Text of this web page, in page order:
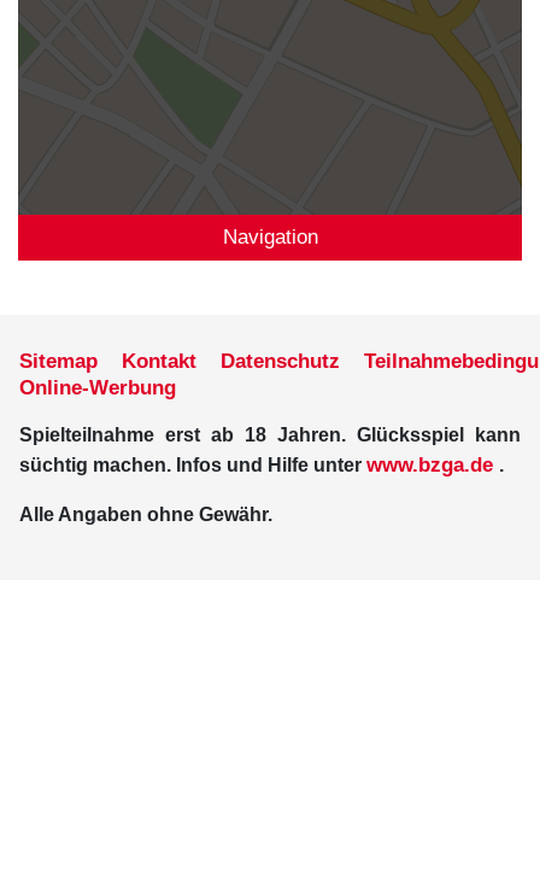
Navigation
Sitemap Kontakt Datenschutz
Online-Werbung
Spielteilnahme erst ab 18 Jahren. Glücksspiel kann
süchtig machen. Infos und Hilfe unter www.bzga.de .
Alle Angaben ohne Gewähr.